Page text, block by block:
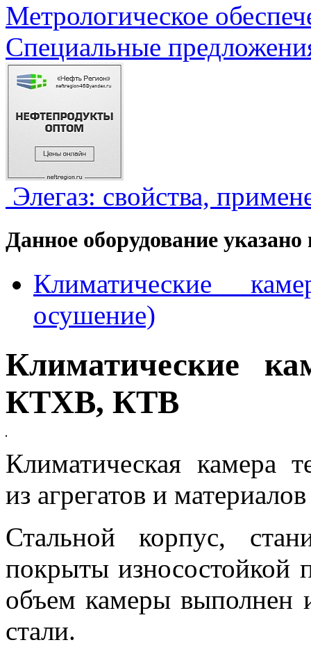
Метрологическое
Специальные
Элегаз: свойства,
Данное оборудование
Климатические
осушение)
Климатические
КТХВ, КТВ
Климатическая камера
из агрегатов и
Стальной корпус,
покрыты износостойкой
объем камеры выполнен
стали.